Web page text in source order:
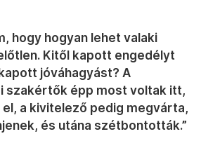
hogy hogyan lehet valaki
Kitől kapott engedélyt
jóváhagyást? A
szakértők épp most voltak itt,
a kivitelező pedig megvárta,
és utána szétbontották.”